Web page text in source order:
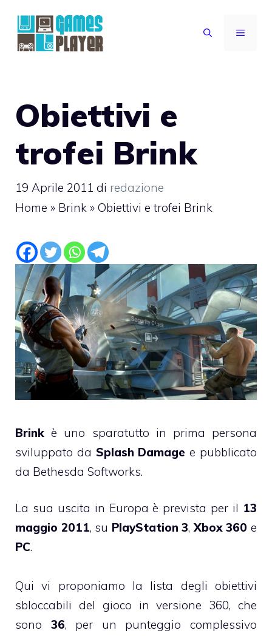
contenuto
MENU
Obiettivi e
trofei Brink
19 Aprile 2011 di redazione
Home » Brink » Obiettivi e trofei Brink
Brink è uno sparatutto in prima persona
sviluppato da Splash Damage e pubblicato
da Bethesda Softworks.
La sua uscita in Europa è prevista per il 13
maggio 2011, su PlayStation 3,Xbox 360 e
PC.
Qui vi proponiamo la lista degli obiettivi
sbloccabili del gioco in versione 360, che
sono 36, per un punteggio complessivo